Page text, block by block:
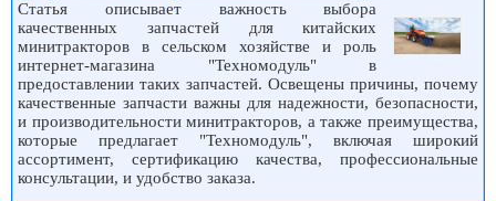
Статья описывает важность выбора
качественных запчастей для китайских
минитракторов в сельском хозяйстве и роль
интернет-магазина "Техномодуль" в
предоставлении таких запчастей. Освещены причины, почему
качественные запчасти важны для надежности, безопасности,
и производительности минитракторов, а также преимущества,
которые предлагает "Техномодуль", включая широкий
ассортимент, сертификацию качества, профессиональные
консультации, и удобство заказа.